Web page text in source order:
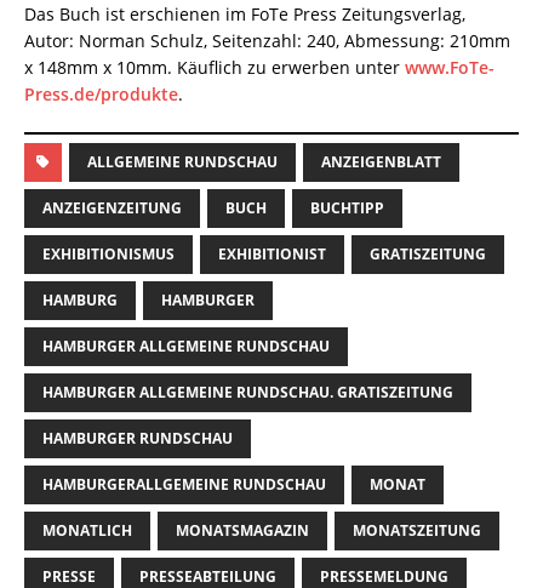
Das Buch ist erschienen im FoTe Press Zeitungsverlag,
Autor: Norman Schulz, Seitenzahl: 240, Abmessung: 210mm
x 148mm x 10mm. Käuflich zu erwerben unter www.FoTe-
Press.de/produkte.
ALLGEMEINE RUNDSCHAU ANZEIGENBLATT
ANZEIGENZEITUNG BUCH BUCHTIPP
EXHIBITIONISMUS EXHIBITIONIST GRATISZEITUNG
HAMBURG HAMBURGER
HAMBURGER ALLGEMEINE RUNDSCHAU
HAMBURGER ALLGEMEINE RUNDSCHAU. GRATISZEITUNG
HAMBURGER RUNDSCHAU
HAMBURGERALLGEMEINE RUNDSCHAU MONAT
MONATLICH MONATSMAGAZIN MONATSZEITUNG
PRESSE PRESSEABTEILUNG PRESSEMELDUNG